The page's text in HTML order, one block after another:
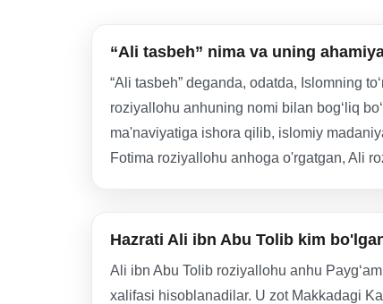
“Ali tasbeh” nima va uning
“Ali tasbeh” deganda, odatda, Islomning
roziyallohu anhuning nomi bilan bogʻliq
ma'naviyatiga ishora qilib, islomiy
Fotima roziyallohu anhoga o'rgatgan, Ali
Hazrati Ali ibn Abu Tolib kim
Ali ibn Abu Tolib roziyallohu anhu
xalifasi hisoblanadilar. U zot Makkadagi